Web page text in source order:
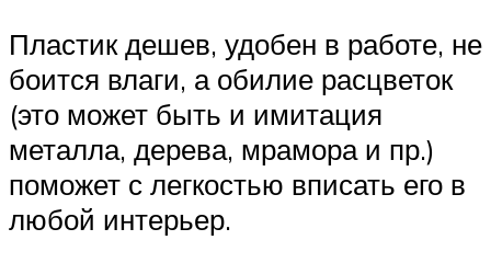
Пластик дешев, удобен в работе, не
боится влаги, а обилие расцветок
(это может быть и имитация
металла, дерева, мрамора и пр.)
поможет с легкостью вписать его в
любой интерьер.